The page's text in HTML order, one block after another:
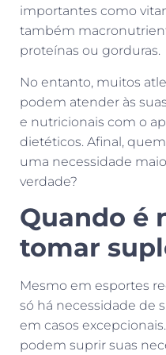
importantes como
também
proteínas ou gorduras.
No entanto, muitos
podem atender às
e nutricionais com o
dietéticos. Afinal,
uma necessidade
verdade?
Quando é
tomar
Mesmo em esportes
só há necessidade de
em casos
podem suprir suas